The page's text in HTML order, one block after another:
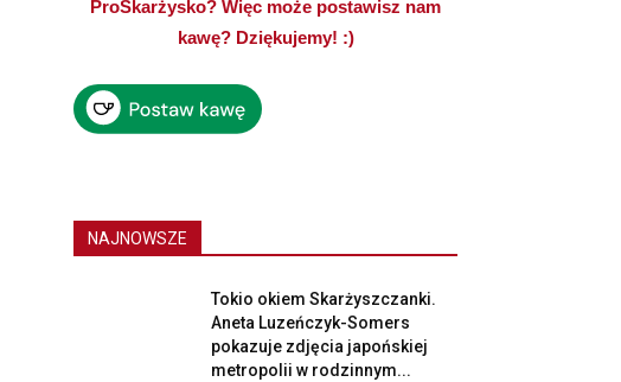
ProSkarżysko? Więc może postawisz nam
kawę? Dziękujemy! :)
NAJNOWSZE
Tokio okiem Skarżyszczanki.
Aneta Luzeńczyk-Somers
pokazuje zdjęcia japońskiej
metropolii w rodzinnym...